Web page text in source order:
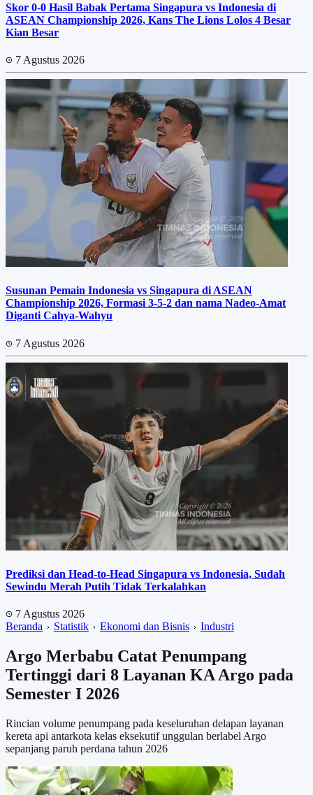
Skor 0-0 Hasil Babak Pertama Singapura vs Indonesia di
ASEAN Championship 2026, Kans The Lions Lolos 4 Besar
Kian Besar
7 Agustus 2026
Susunan Pemain Indonesia vs Singapura di ASEAN
Championship 2026, Formasi 3-5-2 dan nama Nadeo-Amat
Diganti Cahya-Wahyu
7 Agustus 2026
Prediksi dan Head-to-Head Singapura vs Indonesia, Sudah
Sewindu Merah Putih Tidak Terkalahkan
7 Agustus 2026
Beranda
Statistik Ekonomi dan Bisnis Industri
Argo Merbabu Catat Penumpang
Tertinggi dari 8 Layanan KA Argo pada
Semester I 2026
Rincian volume penumpang pada keseluruhan delapan layanan
kereta api antarkota kelas eksekutif unggulan berlabel Argo
sepanjang paruh perdana tahun 2026